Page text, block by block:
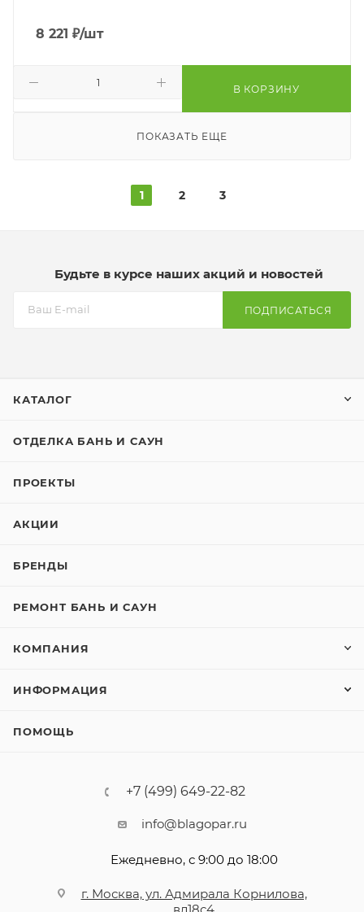
8 221 ₽/шт
В КОРЗИНУ
ПОКАЗАТЬ ЕЩЕ
1 2 3
Будьте в курсе наших акций и новостей
ПОДПИСАТЬСЯ
КАТАЛОГ
ОТДЕЛКА БАНЬ И САУН
ПРОЕКТЫ
АКЦИИ
БРЕНДЫ
РЕМОНТ БАНЬ И САУН
КОМПАНИЯ
ИНФОРМАЦИЯ
ПОМОЩЬ
+7 (499) 649-22-82
info@blagopar.ru
Ежедневно, с 9:00 до 18:00
г. Москва, ул. Адмирала Корнилова,